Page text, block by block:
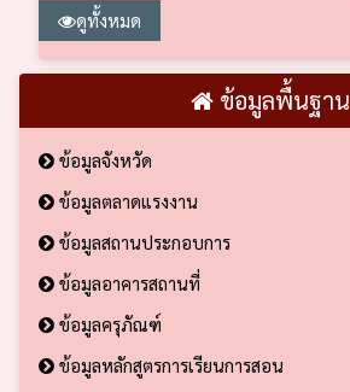
ดูทั้งหมด
ข้อมูลพื้นฐาน
ข้อมูลจังหวัด
ข้อมูลตลาดแรงงาน
ข้อมูลสถานประกอบการ
ข้อมูลอาคารสถานที่
ข้อมูลครุภัณฑ์
ข้อมูลหลักสูตรการเรียนการสอน